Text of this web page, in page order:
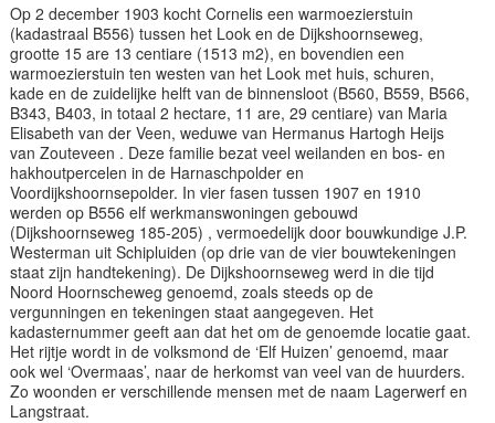
Op 2 december 1903 kocht Cornelis een warmoezierstuin
(kadastraal B556) tussen het Look en de Dijkshoornseweg,
grootte 15 are 13 centiare (1513 m2), en bovendien een
warmoezierstuin ten westen van het Look met huis, schuren,
kade en de zuidelijke helft van de binnensloot (B560, B559, B566,
B343, B403, in totaal 2 hectare, 11 are, 29 centiare) van Maria
Elisabeth van der Veen, weduwe van Hermanus Hartogh Heijs
van Zouteveen . Deze familie bezat veel weilanden en bos- en
hakhoutpercelen in de Harnaschpolder en
Voordijkshoornsepolder. In vier fasen tussen 1907 en 1910
werden op B556 elf werkmanswoningen gebouwd
(Dijkshoornseweg 185-205) , vermoedelijk door bouwkundige J.P.
Westerman uit Schipluiden (op drie van de vier bouwtekeningen
staat zijn handtekening). De Dijkshoornseweg werd in die tijd
Noord Hoornscheweg genoemd, zoals steeds op de
vergunningen en tekeningen staat aangegeven. Het
kadasternummer geeft aan dat het om de genoemde locatie gaat.
Het rijtje wordt in de volksmond de ‘Elf Huizen’ genoemd, maar
ook wel ‘Overmaas’, naar de herkomst van veel van de huurders.
Zo woonden er verschillende mensen met de naam Lagerwerf en
Langstraat.